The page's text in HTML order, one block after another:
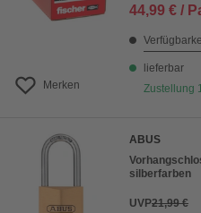
Merken
44,99 € /
lieferbar
Zustellung
ABUS
silberfarben
UVP21,99 €